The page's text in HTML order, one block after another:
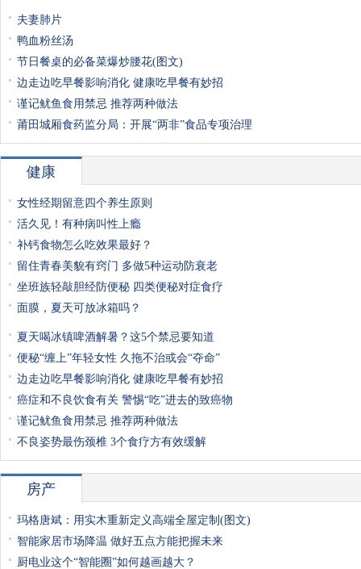
夫妻肺片
鸭血粉丝汤
节日餐桌的必备菜爆炒腰花(图文)
边走边吃早餐影响消化 健康吃早餐有妙招
谨记鱿鱼食用禁忌 推荐两种做法
莆田城厢食药监分局：开展“两非”食品专项治理
健康
女性经期留意四个养生原则
活久见！有种病叫性上瘾
补钙食物怎么吃效果最好？
留住青春美貌有窍门 多做5种运动防衰老
坐班族轻敲胆经防便秘 四类便秘对症食疗
面膜，夏天可放冰箱吗？
夏天喝冰镇啤酒解暑？这5个禁忌要知道
便秘“缠上”年轻女性 久拖不治或会“夺命”
边走边吃早餐影响消化 健康吃早餐有妙招
癌症和不良饮食有关 警惕“吃”进去的致癌物
谨记鱿鱼食用禁忌 推荐两种做法
不良姿势最伤颈椎 3个食疗方有效缓解
房产
玛格唐斌：用实木重新定义高端全屋定制(图文)
智能家居市场降温 做好五点方能把握未来
厨电业这个“智能圈”如何越画越大？